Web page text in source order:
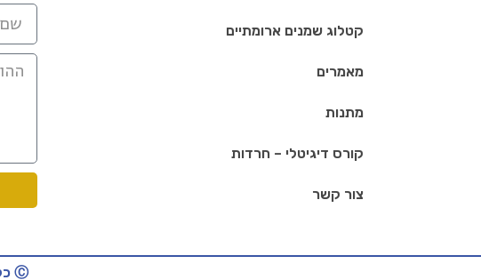
קטלוג שמנים ארומתיים
מאמרים
מתנות
קורס דיגיטלי – חרדות
צור קשר
Ⓒ כל הזכויות שמורות לסימה חבה 2022. | תקנון